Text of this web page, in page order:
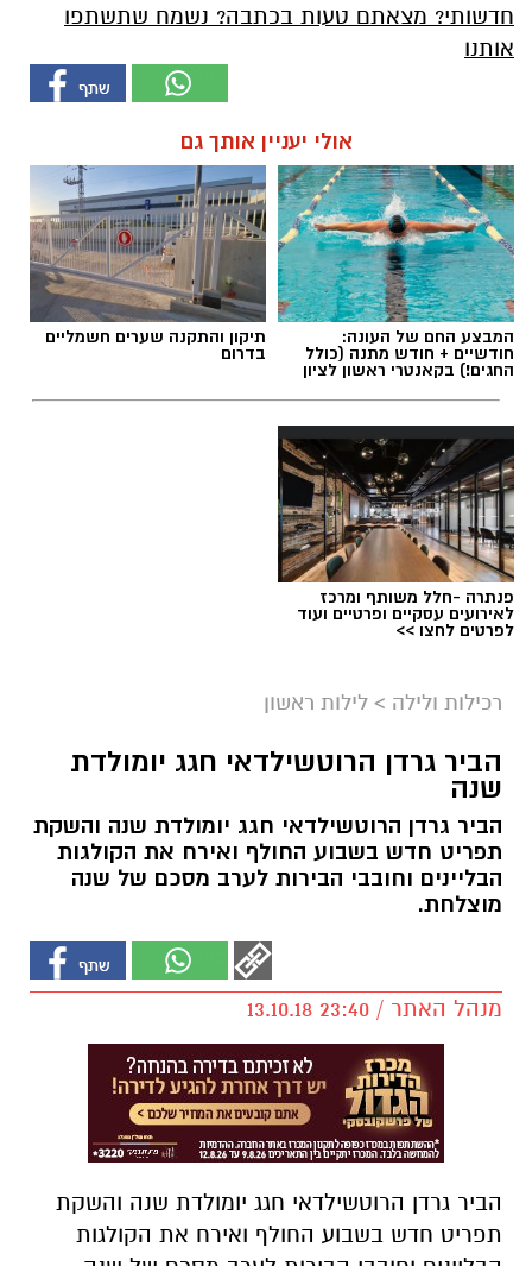
חדשותי? מצאתם טעות בכתבה? נשמח שתשתפו
אותנו
אולי יעניין אותך גם
המבצע החם של העונה:
חודשיים + חודש מתנה (כולל
החגים!) בקאנטרי ראשון לציון
תיקון והתקנה שערים חשמליים
בדרום
פנתרה -חלל משותף ומרכז
לאירועים עסקיים ופרטיים ועוד
לפרטים לחצו >>
רכילות ולילה > לילות ראשון
הביר גרדן הרוטשילדאי חגג יומולדת
שנה
הביר גרדן הרוטשילדאי חגג יומולדת שנה והשקת
תפריט חדש בשבוע החולף ואירח את הקולגות
הבליינים וחובבי הבירות לערב מסכם של שנה
מוצלחת.
מנהל האתר / 23:40 13.10.18
הביר גרדן הרוטשילדאי חגג יומולדת שנה והשקת
תפריט חדש בשבוע החולף ואירח את הקולגות